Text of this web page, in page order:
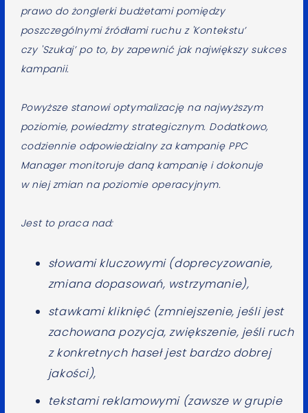
prawo do żonglerki budżetami pomiędzy
poszczególnymi źródłami ruchu z 'Kontekstu’
czy 'Szukaj’ po to, by zapewnić jak największy sukces
kampanii.
Powyższe stanowi optymalizację na najwyższym
poziomie, powiedzmy strategicznym. Dodatkowo,
codziennie odpowiedzialny za kampanię PPC
Manager monitoruje daną kampanię i dokonuje
w niej zmian na poziomie operacyjnym.
Jest to praca nad:
słowami kluczowymi (doprecyzowanie,
zmiana dopasowań, wstrzymanie),
stawkami kliknięć (zmniejszenie, jeśli jest
zachowana pozycja, zwiększenie, jeśli ruch
z konkretnych haseł jest bardzo dobrej
jakości),
tekstami reklamowymi (zawsze w grupie